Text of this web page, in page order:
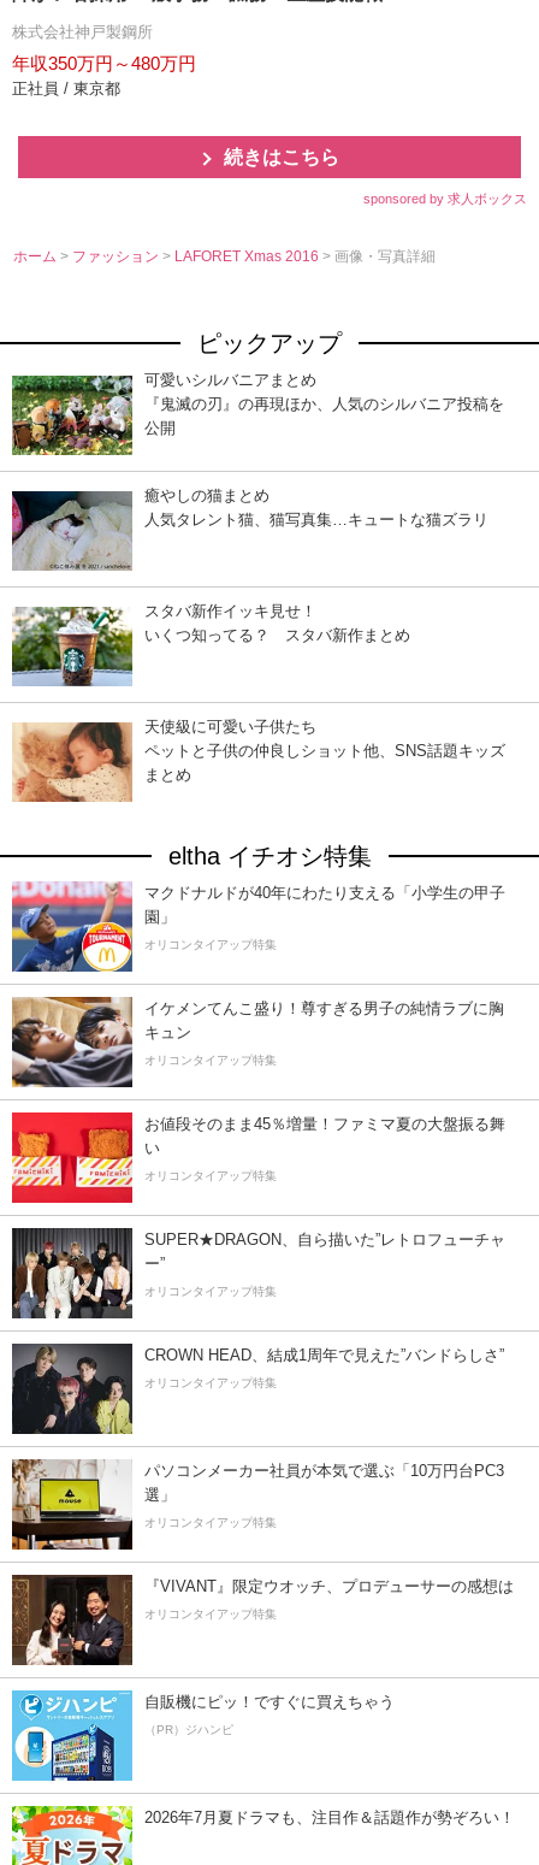
株式会社神戸製鋼所
年収350万円～480万円
正社員 / 東京都
続きはこちら
sponsored by 求人ボックス
ホーム > ファッション> LAFORET Xmas 2016> 画像・写真詳細
ピックアップ
可愛いシルバニアまとめ
『鬼滅の刃』の再現ほか、人気のシルバニア投稿を
公開
癒やしの猫まとめ
人気タレント猫、猫写真集…キュートな猫ズラリ
スタバ新作イッキ見せ！
いくつ知ってる？ スタバ新作まとめ
天使級に可愛い子供たち
ペットと子供の仲良しショット他、SNS話題キッズ
まとめ
eltha イチオシ特集
マクドナルドが40年にわたり支える「小学生の甲子
園」
オリコンタイアップ特集
イケメンてんこ盛り！尊すぎる男子の純情ラブに胸
キュン
オリコンタイアップ特集
お値段そのまま45％増量！ファミマ夏の大盤振る舞
い
オリコンタイアップ特集
SUPER★DRAGON、自ら描いた”レトロフューチャ
ー”
オリコンタイアップ特集
CROWN HEAD、結成1周年で見えた”バンドらしさ”
オリコンタイアップ特集
パソコンメーカー社員が本気で選ぶ「10万円台PC3
選」
オリコンタイアップ特集
『VIVANT』限定ウオッチ、プロデューサーの感想は
オリコンタイアップ特集
自販機にピッ！ですぐに買えちゃう
（PR）ジハンピ
2026年7月夏ドラマも、注目作＆話題作が勢ぞろい！